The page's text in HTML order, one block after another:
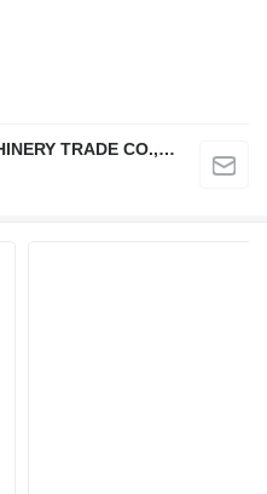
TUO PU INTERNATIONAL MACHINERY TRADE CO., LTD